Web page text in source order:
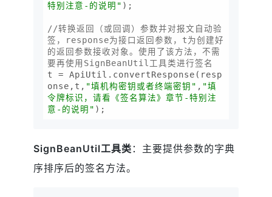
特别注意-的说明" );
//转换返回（或回调）参数并对报文自动验
签，response为接口返回参数，t为创建好
的返回参数接收对象。使用了该方法，不需
要再使用SignBeanUtil工具类进行签名
t = ApiUtil.convertResponse(resp
onse,t, "填机构密钥或者终端密钥" , "填
令牌标识，请看《签名算法》章节-特别注
意-的说明"
SignBeanUtil工具类 ：主要提供参数的字典
序排序后的签名方法。